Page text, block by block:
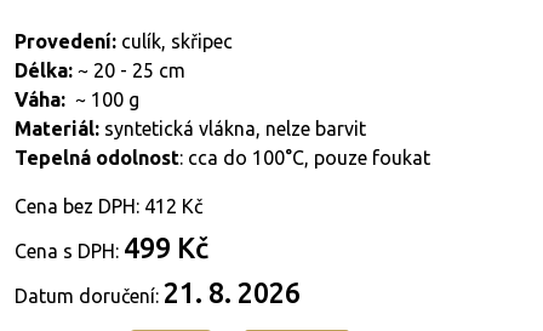
Provedení: culík, skřipec
Délka: ~ 20 - 25 cm
Váha: ~ 100 g
Materiál: syntetická vlákna, nelze barvit
Tepelná odolnost: cca do 100°C, pouze foukat
Cena bez DPH: 412 Kč
Cena s DPH: 499 Kč
Datum doručení: 21. 8. 2026